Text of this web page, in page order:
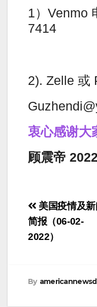
1）Venmo
7414
2). Zelle 或
衷心感谢大
顾震帝
Post
美国疫情及新
简报（06-02-
2022）
By